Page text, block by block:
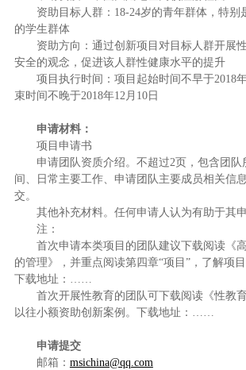
资助目标人群：18-24岁的青年群体，特别
的学生群体
资助方向：通过创新项目对目标人群开展
安全的观念，促进该人群性健康水平的提升
项目执行时间：项目起始时间不早于2018
束时间不晚于2018年12月10日
申请材料：
项目申请书
申请团队资质介绍。不超过2页，包含团
间、日常主要工作、申请团队主要成员相关信
交。
其他补充材料。任何申请人认为有助于其
注：
首次申请本类项目的团队建议下载阅读《
的管理》，并重点阅读第四章“项目”，了解项
下载地址：……
首次开展性教育的团队可下载阅读《性教
以往小额资助创新案例。下载地址：……
申请提交
邮箱： msichina@qq.com